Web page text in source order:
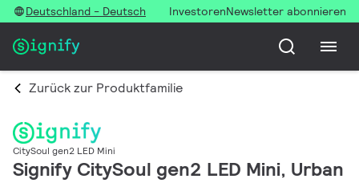
Deutschland - Deutsch InvestorenNewsletter abonnieren
Zurück zur Produktfamilie
CitySoul gen2 LED Mini
Signify CitySoul gen2 LED Mini, Urban